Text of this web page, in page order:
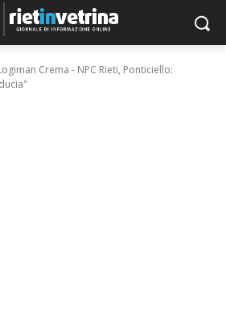
Crema - NPC Rieti, Ponticiello: